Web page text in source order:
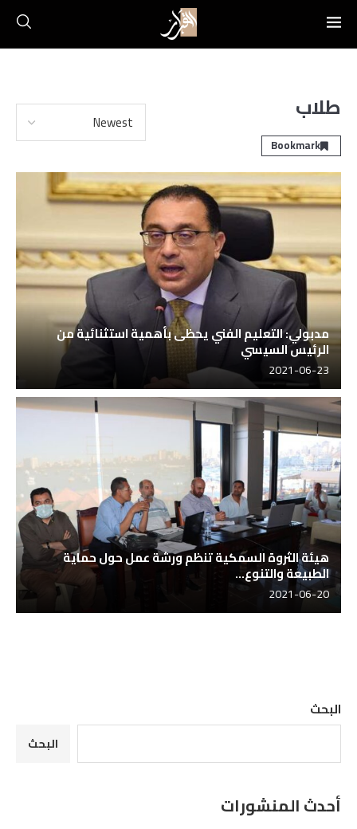
طلاب
Bookmark
مدبولي: التعليم الفني يحظى بأهمية استثنائية من
الرئيس السيسي
2021-06-23
هيئة الثروة السمكية تنظم ورشة عمل حول حماية
الطبيعة والتنوع...
2021-06-20
البحث
البحث
أحدث المنشورات